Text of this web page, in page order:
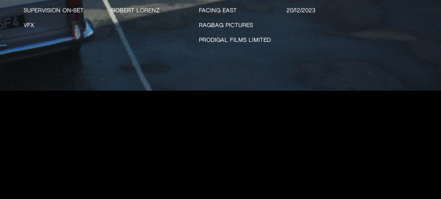
SUPERVISION ON-SET
VFX
ROBERT LORENZ
FACING EAST
RAGBAG PICTURES
PRODIGAL FILMS LIMITED
20/12/2023